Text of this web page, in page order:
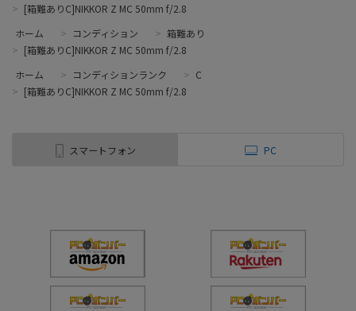
> [箱難ありC]NIKKOR Z MC 50mm f/2.8
ホーム
> コンディション > 箱難あり
> [箱難ありC]NIKKOR Z MC 50mm f/2.8
ホーム
> コンディションランク > C
> [箱難ありC]NIKKOR Z MC 50mm f/2.8
スマートフォン PC